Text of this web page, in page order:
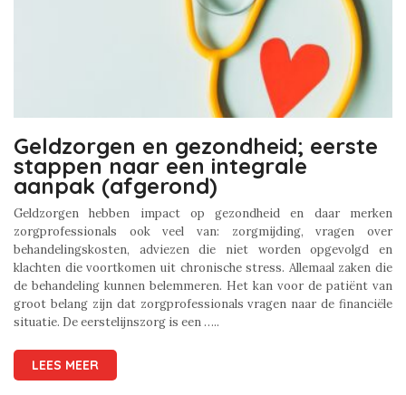
Geldzorgen en gezondheid; eerste
stappen naar een integrale
aanpak (afgerond)
Geldzorgen hebben impact op gezondheid en daar merken
zorgprofessionals ook veel van: zorgmijding, vragen over
behandelingskosten, adviezen die niet worden opgevolgd en
klachten die voortkomen uit chronische stress. Allemaal zaken die
de behandeling kunnen belemmeren. Het kan voor de patiënt van
groot belang zijn dat zorgprofessionals vragen naar de financiële
situatie. De eerstelijnszorg is een …..
LEES MEER